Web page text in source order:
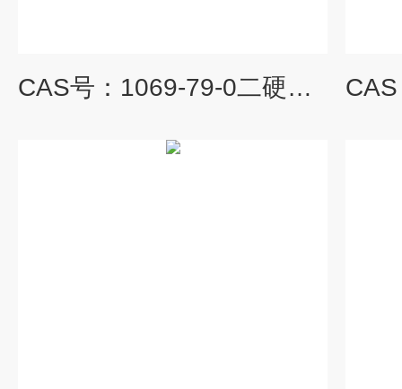
CAS号：1069-79-0二硬脂酰基磷脂酰乙醇胺DSPE/磷脂